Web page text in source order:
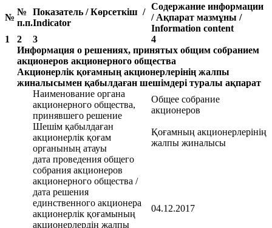
№
№
п.п.
Показатель / Көрсеткіш /
Indicator
Содержание информации
/ Ақпарат мазмұны /
Information content
1
2 3
4
Информация о решениях, принятых общим собранием
акционеров акционерного общества
Акционерлік қоғамның акционерлерінің жалпы
жиналысымен қабылдаған шешімдері туралы ақпарат
Наименование органа
акционерного общества,
принявшего решение
Общее собрание
акционеров
Шешім қабылдаған
акционерлік қоғам
органының атауы
Қоғамның акционерлерінің
жалпы жиналысы
дата проведения общего
собрания акционеров
акционерного общества /
дата решения
единственного акционера
04.12.2017
акционерлік қоғамының
акционерлердің жалпы